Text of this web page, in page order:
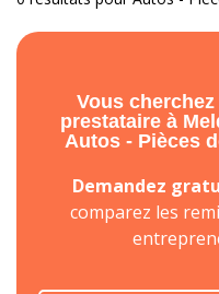
Vous
prestataire à
Autos - Pièces
Demandez
comparez les